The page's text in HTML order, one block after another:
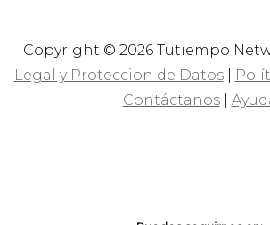
Copyright © 2026 Tutiempo
Legal y Proteccion de Datos|
Contáctanos|